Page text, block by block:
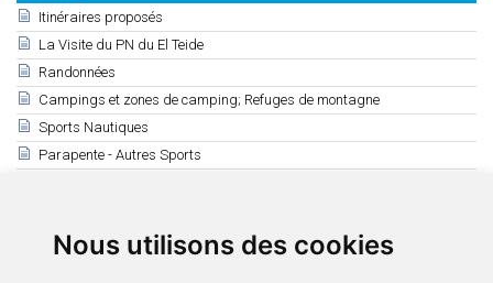
Nous utilisons des cookies
Itinéraires proposés
La Visite du PN du El Teide
Randonnées
Campings et zones de camping; Refuges de montagne
Sports Nautiques
Parapente - Autres Sports
Chasse et Pêche